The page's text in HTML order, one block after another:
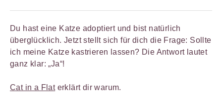
Du hast eine Katze adoptiert und bist natürlich
überglücklich. Jetzt stellt sich für dich die Frage: Sollte
ich meine Katze kastrieren lassen? Die Antwort lautet
ganz klar: „Ja“!
Cat in a Flaterklärt dir warum.